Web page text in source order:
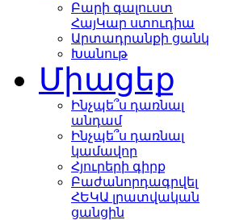
Բարի գալուստ
ՀայԿար ստուդիա
Արտադրանքի ցանկ
Խանութ
Միացեք
Ինչպե՞ս դառնալ
անդամ
Ինչպե՞ս դառնալ
կամավոր
Հյուրերի գիրք
Բաժանորդագրվել
ՀԵԿԱ լրատվական
ցանցին